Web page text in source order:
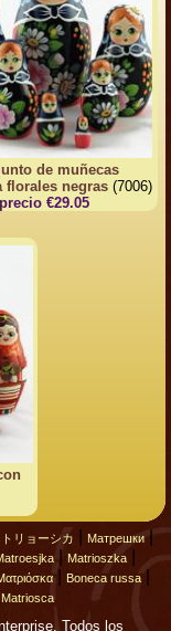
de muñecas
florales negras (7006)
precio €29.05
トリョーシカ Матрешки|
| Matrioszka|
| Boneca russa
Matriosca
Todos los